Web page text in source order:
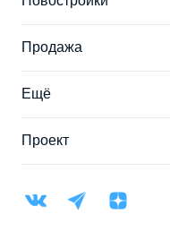
Продажа
Ещё
Проект